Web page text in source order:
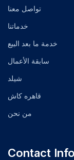
تواصل معنا
خدماتنا
خدمة ما بعد البيع
سابقة الأعمال
شيلد
قاهره كاش
من نحن
Contact Info